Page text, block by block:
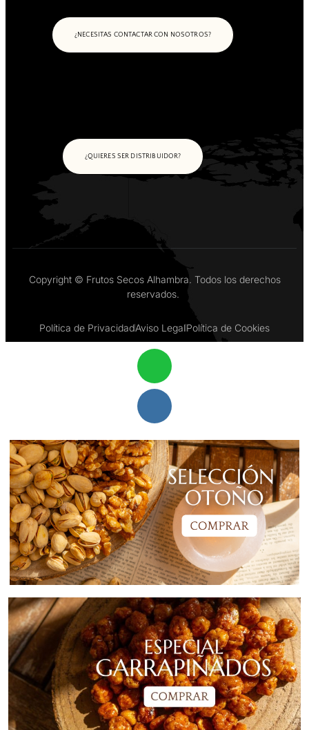
¿NECESITAS CONTACTAR CON NOSOTROS?
¿QUIERES SER DISTRIBUIDOR?
Copyright © Frutos Secos Alhambra. Todos los derechos
reservados.
Política de PrivacidadAviso LegalPolítica de Cookies